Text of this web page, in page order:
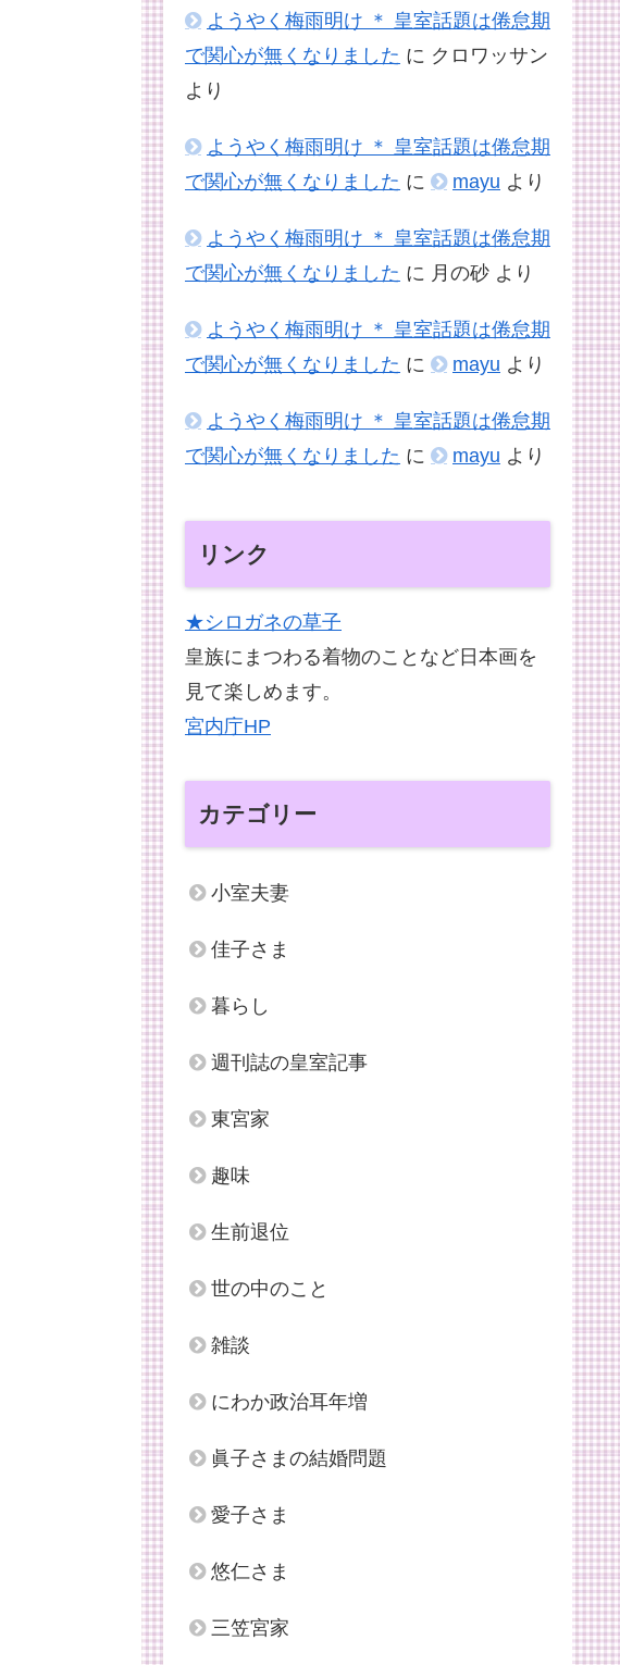
ようやく梅雨明け ＊ 皇室話題は倦怠期
で関心が無くなりました に クロワッサン
より
ようやく梅雨明け ＊ 皇室話題は倦怠期
で関心が無くなりました に mayu より
ようやく梅雨明け ＊ 皇室話題は倦怠期
で関心が無くなりました に 月の砂 より
ようやく梅雨明け ＊ 皇室話題は倦怠期
で関心が無くなりました に mayu より
ようやく梅雨明け ＊ 皇室話題は倦怠期
で関心が無くなりました に mayu より
リンク
★シロガネの草子
皇族にまつわる着物のことなど日本画を
見て楽しめます。
宮内庁HP
カテゴリー
小室夫妻
佳子さま
暮らし
週刊誌の皇室記事
東宮家
趣味
生前退位
世の中のこと
雑談
にわか政治耳年増
眞子さまの結婚問題
愛子さま
悠仁さま
三笠宮家